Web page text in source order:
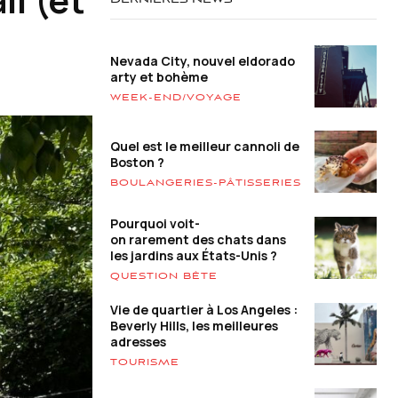
Nevada City, nouvel eldorado
arty et bohème
WEEK-END/VOYAGE
Quel est le meilleur cannoli de
Boston ?
BOULANGERIES-PÂTISSERIES
Pourquoi voit-
on rarement des chats dans
les jardins aux États-Unis ?
QUESTION BÊTE
Vie de quartier à Los Angeles :
Beverly Hills, les meilleures
adresses
TOURISME